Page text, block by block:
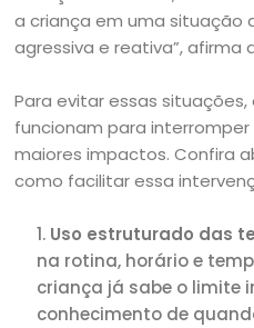
a criança em uma situação
agressiva e reativa”, afirma
Para evitar essas
funcionam para
maiores impactos. Confira
como facilitar essa
Uso estruturado das
na rotina, horário e
criança já sabe o limite
conhecimento de